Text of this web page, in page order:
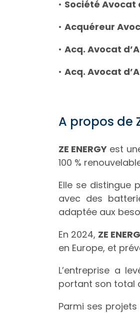
• Société Avocat
• Acquéreur
• Acq. Avocat
• Acq. Avocat
A propos de
ZE ENERGY est
100 %
Elle se distingue
avec des
adaptée aux
En 2024, ZE
en Europe, et
L’entreprise a
portant son total
Parmi ses